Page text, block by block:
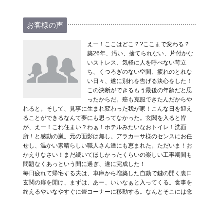
お客様の声
えー！ここはどこ？?ここまで変わる？
築26年、汚い、捨てられない、片付かな
いストレス、気軽に人を呼べない苛立
ち、くつろぎのない空間、疲れのとれな
い日々、遂に別れを告げる決心をした！
この決断ができるもう最後の年齢だと思
ったからだ。癌も克服できたんだからや
れると。そして、見事に生まれ変わった我が家！こんな日を迎え
ることができるなんて夢にも思ってなかった。玄関を入ると皆
が、えー！これ住まい？わぁ！ホテルみたいなおトイレ！洗面
所！と感動の嵐。元の面影は無し。アラカーサ様のセンスにお任
せし、温かい素晴らしい職人さん達にも恵まれた。ただいま！お
かえりなさい！まだ続いてほしかったくらいの楽しい工事期間も
問題なくあっという間に過ぎ、遂に完成した！
毎日疲れて帰宅する夫は、車庫から増築した自動で鍵の開く裏口
玄関の扉を開け、まずは、あー、いいなぁと入ってくる。食事を
終えるやいなやすぐに畳コーナーに移動する。なんとそこには念